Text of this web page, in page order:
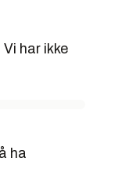
har ikke
ha